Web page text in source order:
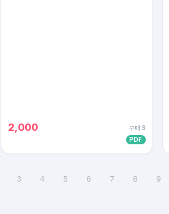
2,000
구매 3
PDF
3 4 5 6 7 8 9